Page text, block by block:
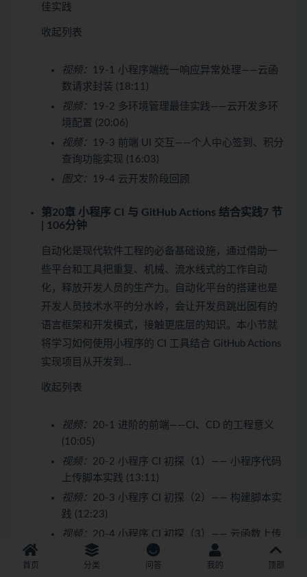
佳实践
收起列表
视频：
19-1 小程序端统一响应异常处理——云函
数请求封装 (18:11)
视频：
19-2 多环境管理最佳实践——云开发多环
境配置 (20:06)
视频：
19-3 前端 UI 交互——个人中心签到、积分
查询功能实现 (16:03)
图文：
19-4 云开发阶段回顾
第20章 小程序 CI 与 GitHub Actions 结合实践7 节
| 106分钟
自动化是现代软件工程的必备基础设施，通过借助一
些平台和工具把重复、机械、流水线式的工作自动
化，释放开发人员的生产力。自动化平台的搭建也是
开发人员技术水平的分水岭，会让开发员跳出固有的
语言框架和开发模式，接触更底层的知识。本小节就
将学习如何使用小程序的 CI 工具结合 GitHub Actions
实现项目从开发到…
收起列表
视频： 20-1 进阶的前端——CI、CD 的工程意义
(10:05)
视频： 20-2 小程序 CI 初探（1）—— 小程序代码
上传脚本实践 (13:11)
视频： 20-3 小程序 CI 初探（2）—— 构建脚本实
践 (12:23)
视频： 20-4 小程序 CI 初探（3）—— 云函数上传
脚本实践 (15:17)
视频： 20-5 GitHub Actions 结合小程序 CI（1）
首页 分类 问答 我的 顶部